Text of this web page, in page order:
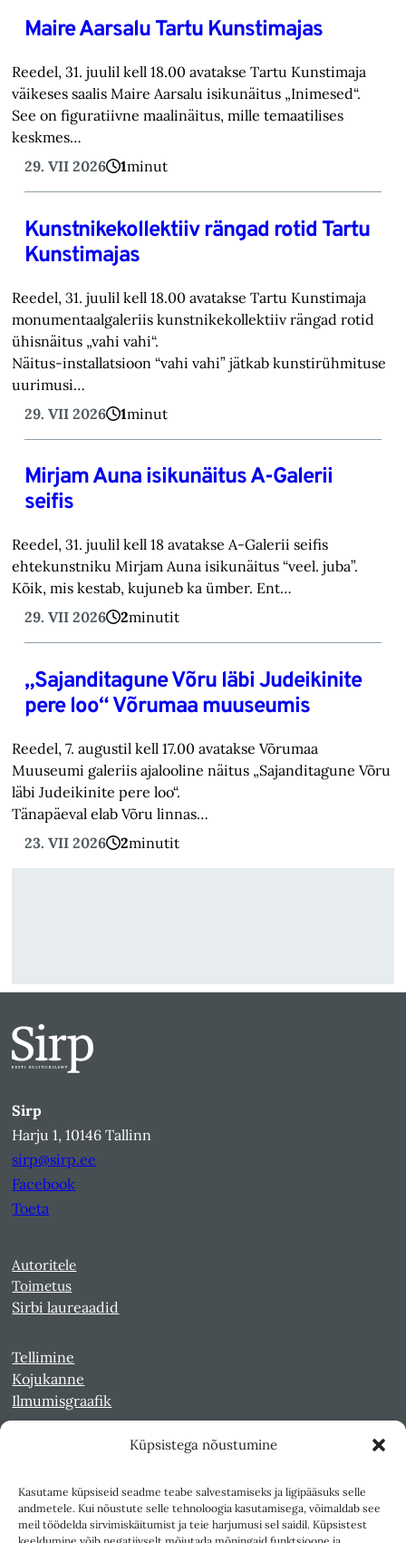
Küpsistega nõustumine
Kasutame küpsiseid seadme teabe salvestamiseks ja ligipääsuks selle
andmetele. Kui nõustute selle tehnoloogia kasutamisega, võimaldab see
meil töödelda sirvimiskäitumist ja teie harjumusi sel saidil. Küpsistest
Maire Aarsalu Tartu Kunstimajas
Reedel, 31. juulil kell 18.00 avatakse Tartu Kunstimaja
väikeses saalis Maire Aarsalu isikunäitus „Inimesed“.
See on figuratiivne maalinäitus, mille temaatilises
keskmes…
29. VII 2026
1minut
Kunstnikekollektiiv rängad rotid Tartu
Kunstimajas
Reedel, 31. juulil kell 18.00 avatakse Tartu Kunstimaja
monumentaalgaleriis kunstnikekollektiiv rängad rotid
ühisnäitus „vahi vahi“.
Näitus-installatsioon “vahi vahi” jätkab kunstirühmituse
uurimusi…
29. VII 2026
1minut
Mirjam Auna isikunäitus A-Galerii
seifis
Reedel, 31. juulil kell 18 avatakse A-Galerii seifis
ehtekunstniku Mirjam Auna isikunäitus “veel. juba”.
Kõik, mis kestab, kujuneb ka ümber. Ent…
29. VII 2026
2minutit
„Sajanditagune Võru läbi Judeikinite
pere loo“ Võrumaa muuseumis
Reedel, 7. augustil kell 17.00 avatakse Võrumaa
Muuseumi galeriis ajalooline näitus „Sajanditagune Võru
läbi Judeikinite pere loo“.
Tänapäeval elab Võru linnas…
23. VII 2026
2minutit
Sirp
Harju 1, 10146 Tallinn
sirp@sirp.ee
Facebook
Toeta
Autoritele
Toimetus
Sirbi laureaadid
Tellimine
Kojukanne
Ilmumisgraafik
Kultuurileht 1994-1997
Reede 1989-1990
Sirp ja Vasar 1940-1989